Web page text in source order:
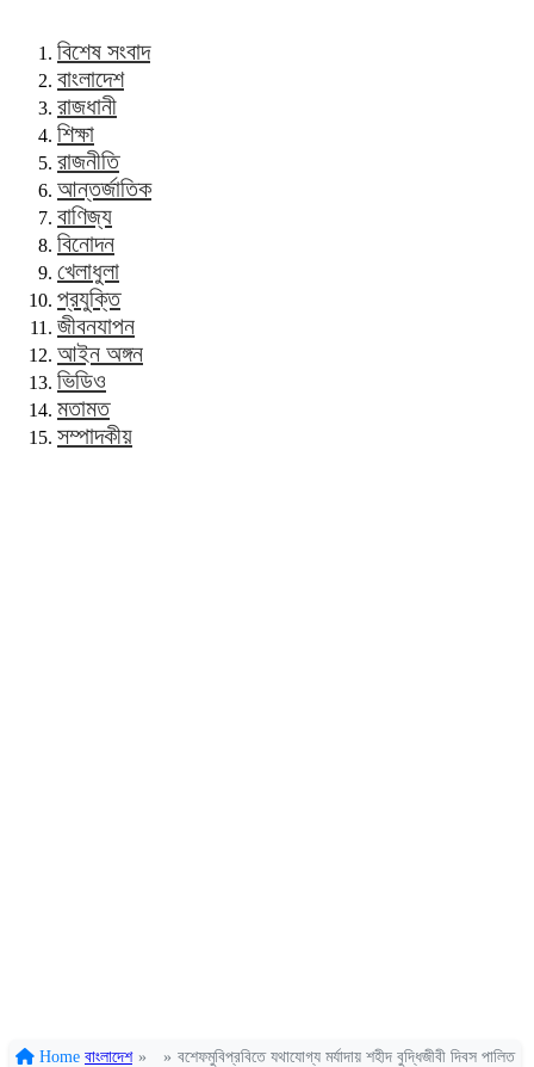
বিশেষ সংবাদ
বাংলাদেশ
রাজধানী
শিক্ষা
রাজনীতি
আন্তর্জাতিক
বাণিজ্য
বিনোদন
খেলাধুলা
প্রযুক্তি
জীবনযাপন
আইন অঙ্গন
ভিডিও
মতামত
সম্পাদকীয়
Home বাংলাদেশ » » বশেফমুবিপ্রবিতে যথাযোগ্য মর্যাদায় শহীদ বুদ্ধিজীবী দিবস পালিত